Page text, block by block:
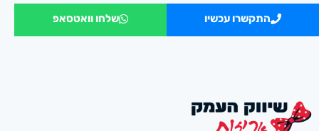
התקשרו עכשיו שלחו וואטסאפ